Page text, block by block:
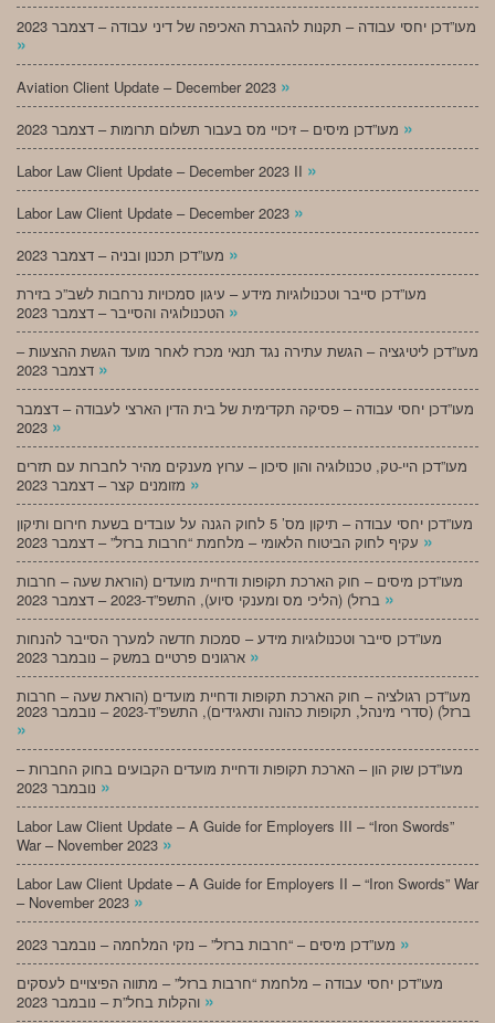
מעו”דכן יחסי עבודה – תקנות להגברת האכיפה של דיני עבודה – דצמבר 2023
»
Aviation Client Update – December 2023 »
»
Labor Law Client Update – December 2023 II »
Labor Law Client Update – December 2023 »
»
מעו”דכן סייבר וטכנולוגיות מידע – עיגון סמכויות נרחבות לשב”כ בזירת
»
מעו”דכן ליטיגציה – הגשת עתירה נגד תנאי מכרז לאחר מועד הגשת ההצעות –
»
מעו”דכן יחסי עבודה – פסיקה תקדימית של בית הדין הארצי לעבודה – דצמבר
»
מעו”דכן היי-טק, טכנולוגיה והון סיכון – ערוץ מענקים מהיר לחברות עם תזרים
»
מעו”דכן יחסי עבודה – תיקון מס’ 5 לחוק הגנה על עובדים בשעת חירום ותיקון
»
מעו”דכן מיסים – חוק הארכת תקופות ודחיית מועדים (הוראת שעה – חרבות
»
מעו”דכן סייבר וטכנולוגיות מידע – סמכות חדשה למערך הסייבר להנחות
»
מעו”דכן רגולציה – חוק הארכת תקופות ודחיית מועדים (הוראת שעה – חרבות
ברזל) (סדרי מינהל, תקופות כהונה ותאגידים), התשפ”ד-2023 – נובמבר 2023
»
מעו”דכן שוק הון – הארכת תקופות ודחיית מועדים הקבועים בחוק החברות –
»
Labor Law Client Update – A Guide for Employers III – “Iron Swords”
War – November 2023 »
Labor Law Client Update – A Guide for Employers II – “Iron Swords” War
– November 2023 »
»
מעו”דכן יחסי עבודה – מלחמת “חרבות ברזל” – מתווה הפיצויים לעסקים
»